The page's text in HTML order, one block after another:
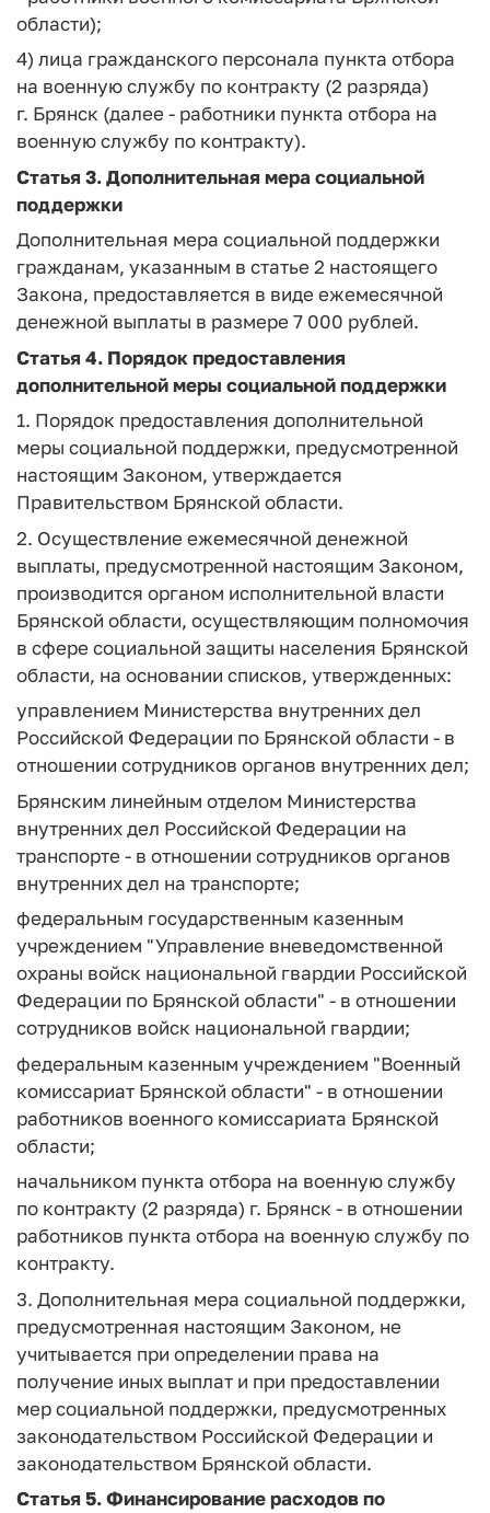
области);
4) лица гражданского персонала пункта отбора
на военную службу по контракту (2 разряда)
г. Брянск (далее - работники пункта отбора на
военную службу по контракту).
Статья 3.Дополнительная мера социальной
поддержки
Дополнительная мера социальной поддержки
гражданам, указанным в статье 2 настоящего
Закона, предоставляется в виде ежемесячной
денежной выплаты в размере 7 000 рублей.
Статья 4. Порядок предоставления
дополнительной меры социальной поддержки
1. Порядок предоставления дополнительной
меры социальной поддержки, предусмотренной
настоящим Законом, утверждается
Правительством Брянской области.
2. Осуществление ежемесячной денежной
выплаты, предусмотренной настоящим Законом,
производится органом исполнительной власти
Брянской области, осуществляющим полномочия
в сфере социальной защиты населения Брянской
области, на основании списков, утвержденных:
управлением Министерства внутренних дел
Российской Федерации по Брянской области - в
отношении сотрудников органов внутренних дел;
Брянским линейным отделом Министерства
внутренних дел Российской Федерации на
транспорте - в отношении сотрудников органов
внутренних дел на транспорте;
федеральным государственным казенным
учреждением "Управление вневедомственной
охраны войск национальной гвардии Российской
Федерации по Брянской области" - в отношении
сотрудников войск национальной гвардии;
федеральным казенным учреждением "Военный
комиссариат Брянской области" - в отношении
работников военного комиссариата Брянской
области;
начальником пункта отбора на военную службу
по контракту (2 разряда) г. Брянск - в отношении
работников пункта отбора на военную службу по
контракту.
3. Дополнительная мера социальной поддержки,
предусмотренная настоящим Законом, не
учитывается при определении права на
получение иных выплат и при предоставлении
мер социальной поддержки, предусмотренных
законодательством Российской Федерации и
законодательством Брянской области.
Статья 5.Финансирование расходов по